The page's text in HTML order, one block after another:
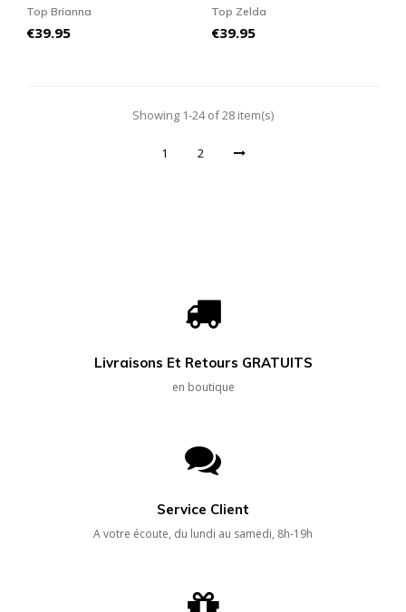
Top Brianna
Price
€39.95
Top Zelda
Price
€39.95
Showing 1-24 of 28 item(s)
1 2
Livraisons Et Retours GRATUITS
en boutique
Service Client
A votre écoute, du lundi au samedi, 8h-19h